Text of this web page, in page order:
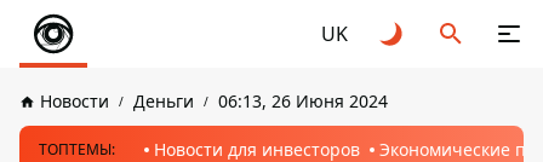
UK
Новости Деньги 06:13, 26 Июня 2024
ТОПТЕМЫ: Новости для инвесторов Экономические